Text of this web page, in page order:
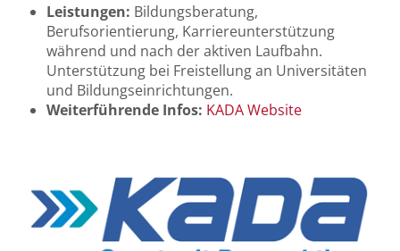
Leistungen: Bildungsberatung,
Berufsorientierung, Karriereunterstützung
während und nach der aktiven Laufbahn.
Unterstützung bei Freistellung an Universitäten
und Bildungseinrichtungen.
Weiterführende Infos: KADA Website